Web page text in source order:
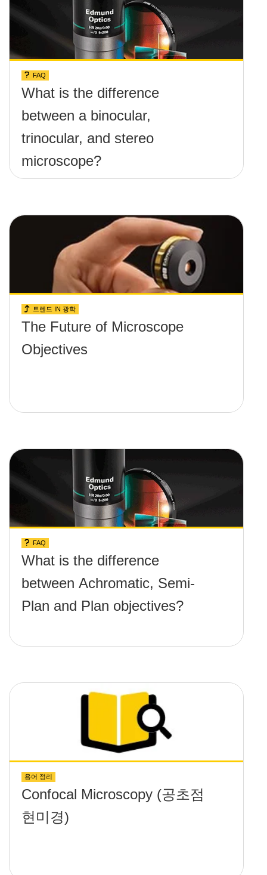
FAQ
What is the difference
between a binocular,
trinocular, and stereo
microscope?
트렌드 IN 광학
The Future of Microscope
Objectives
FAQ
What is the difference
between Achromatic, Semi-
Plan and Plan objectives?
용어 정리
Confocal Microscopy (공초점
현미경)